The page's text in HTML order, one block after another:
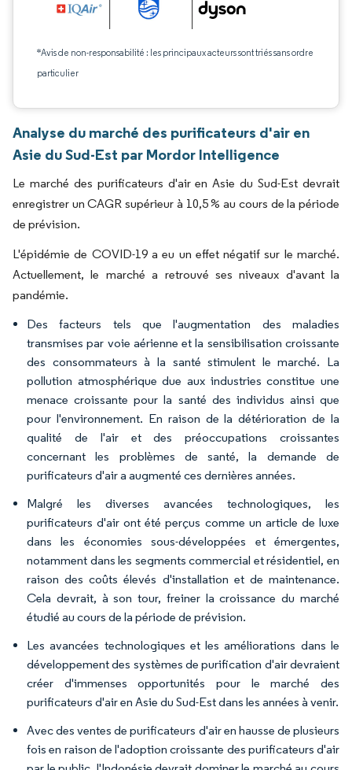
*Avis de non-responsabilité : les principaux acteurs sont triés sans ordre
particulier
Analyse du marché des purificateurs d'air en
Asie du Sud-Est par Mordor Intelligence
Le marché des purificateurs d'air en Asie du Sud-Est devrait
enregistrer un CAGR supérieur à 10,5 % au cours de la période
de prévision.
L'épidémie de COVID-19 a eu un effet négatif sur le marché.
Actuellement, le marché a retrouvé ses niveaux d'avant la
pandémie.
Des facteurs tels que l'augmentation des maladies
transmises par voie aérienne et la sensibilisation croissante
des consommateurs à la santé stimulent le marché. La
pollution atmosphérique due aux industries constitue une
menace croissante pour la santé des individus ainsi que
pour l'environnement. En raison de la détérioration de la
qualité de l'air et des préoccupations croissantes
concernant les problèmes de santé, la demande de
purificateurs d'air a augmenté ces dernières années.
Malgré les diverses avancées technologiques, les
purificateurs d'air ont été perçus comme un article de luxe
dans les économies sous-développées et émergentes,
notamment dans les segments commercial et résidentiel, en
raison des coûts élevés d'installation et de maintenance.
Cela devrait, à son tour, freiner la croissance du marché
étudié au cours de la période de prévision.
Les avancées technologiques et les améliorations dans le
développement des systèmes de purification d'air devraient
créer d'immenses opportunités pour le marché des
purificateurs d'air en Asie du Sud-Est dans les années à venir.
Avec des ventes de purificateurs d'air en hausse de plusieurs
fois en raison de l'adoption croissante des purificateurs d'air